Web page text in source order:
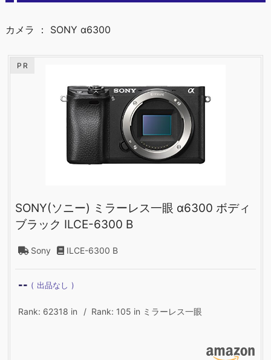
カメラ ： SONY α6300
SONY(ソニー) ミラーレス一眼 α6300 ボディ
ブラック ILCE-6300 B
Sony ILCE-6300 B
-- 出品なし
Rank: 62318 in Rank: 105 in ミラーレス一眼
PR